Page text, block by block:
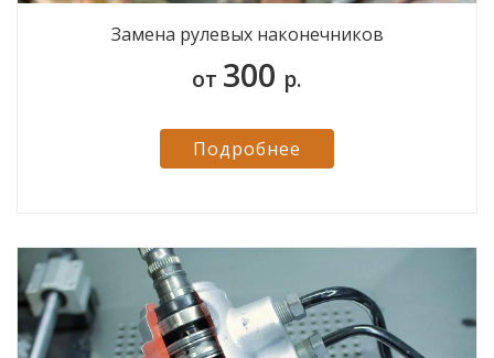
Замена рулевых наконечников
от 300 р.
Подробнее